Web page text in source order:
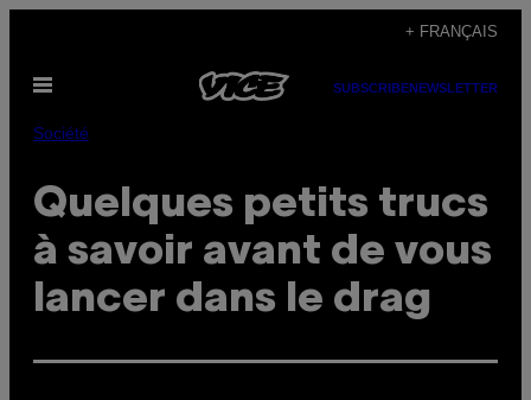
content
+ FRANÇAIS
Open
SUBSCRIBENEWSLETTER
Société
Quelques petits trucs
à savoir avant de vous
lancer dans le drag